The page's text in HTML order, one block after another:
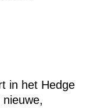
in het Hedge
nieuwe,